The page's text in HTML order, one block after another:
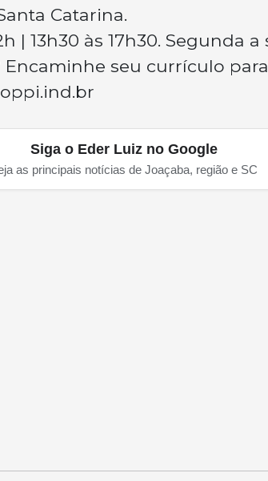
Catarina.
| 13h30 às 17h30. Segunda a
Encaminhe seu currículo
Siga o Eder Luiz no Google
as principais notícias de Joaçaba, região e SC